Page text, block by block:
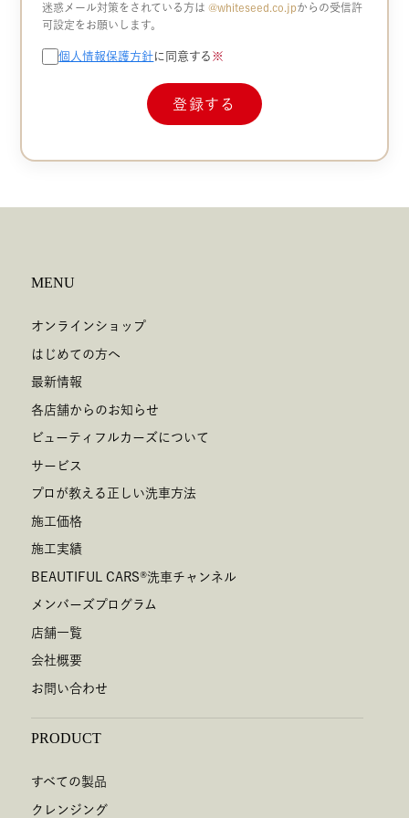
迷惑メール対策をされている方は@whiteseed.co.jp​​からの受信許
可設定をお願いします。
個人情報保護方針に同意する ※
MENU
オンラインショップ
はじめての方へ
最新情報
各店舗からのお知らせ
ビューティフルカーズについて
サービス
プロが教える正しい洗車方法
施工価格
施工実績
BEAUTIFUL CARS®洗車チャンネル
メンバーズプログラム
店舗一覧
会社概要
お問い合わせ
PRODUCT
すべての製品
クレンジング